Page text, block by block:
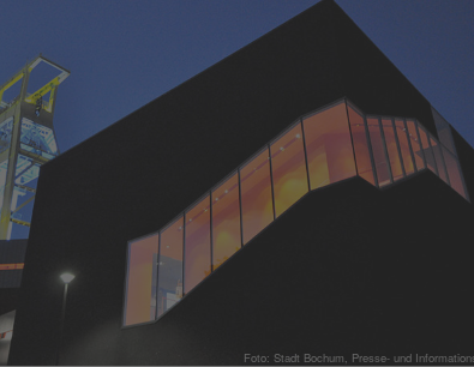
Foto: Stadt Bochum, Presse- und